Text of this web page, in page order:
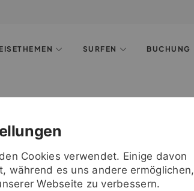
SURFEN BUCHUNG
Cookies verwendet. Einige davon
während es uns andere ermöglichen,
Webseite zu verbessern.